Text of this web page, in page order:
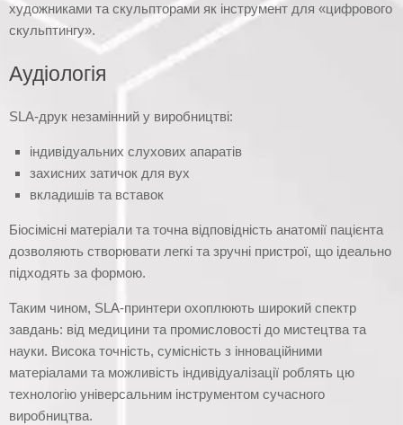
художниками та скульпторами як інструмент для «цифрового
скульптингу».
Аудіологія
SLA-друк незамінний у виробництві:
індивідуальних слухових апаратів
захисних затичок для вух
вкладишів та вставок
Біосімісні матеріали та точна відповідність анатомії пацієнта
дозволяють створювати легкі та зручні пристрої, що ідеально
підходять за формою.
Таким чином, SLA-принтери охоплюють широкий спектр
завдань: від медицини та промисловості до мистецтва та
науки. Висока точність, сумісність з інноваційними
матеріалами та можливість індивідуалізації роблять цю
технологію універсальним інструментом сучасного
виробництва.